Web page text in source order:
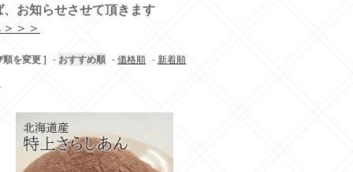
お知らせさせて頂きます
＞＞
順を変更 ] - おすすめ順 -価格順 -新着順